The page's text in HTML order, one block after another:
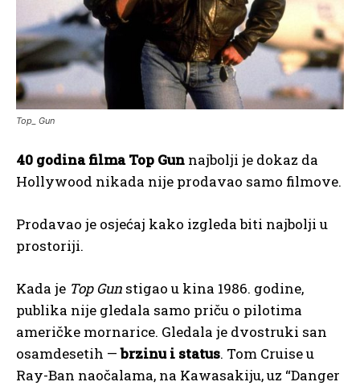
Top_ Gun
40 godina filma Top Gun najbolji je dokaz da
Hollywood nikada nije prodavao samo filmove.
Prodavao je osjećaj kako izgleda biti najbolji u
prostoriji.
Kada je Top Gun stigao u kina 1986. godine,
publika nije gledala samo priču o pilotima
američke mornarice. Gledala je dvostruki san
osamdesetih —brzinu i status. Tom Cruise u
Ray-Ban naočalama, na Kawasakiju, uz “Danger